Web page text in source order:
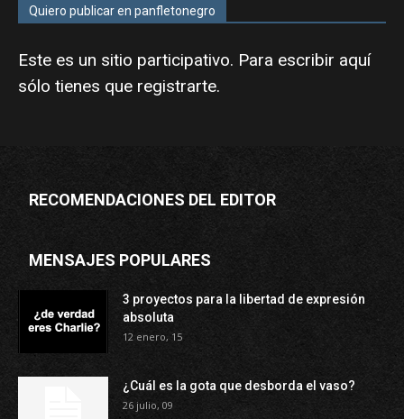
Quiero publicar en panfletonegro
Este es un sitio participativo. Para escribir aquí
sólo tienes que registrarte.
RECOMENDACIONES DEL EDITOR
MENSAJES POPULARES
3 proyectos para la libertad de expresión
absoluta
12 enero, 15
¿Cuál es la gota que desborda el vaso?
26 julio, 09